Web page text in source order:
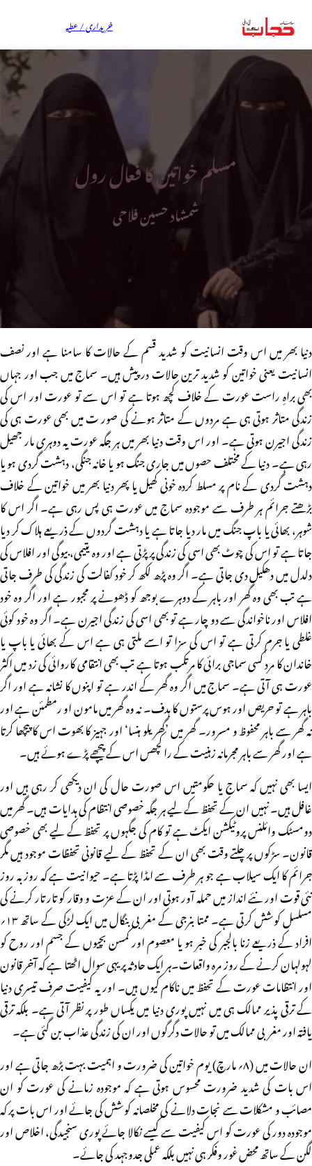
خریداری / عطیہ
مسلم خواتین کا فعال رول
شمشاد حسین فلاحی
دنیا بھر میں اس وقت انسانیت کو شدید قسم کے حالات کا سامنا ہے اور نصف
انسانیت یعنی خواتین کو شدید ترین حالات درپیش ہیں۔ سماج میں جب اور جہاں
بھی براہِ راست عورت کے خلاف کچھ ہوتا ہے تو اس سے تو عورت اور اس کی
زندگی متاثر ہوتی ہی ہے مردوں کے متاثر ہونے کی صور ت میں بھی عورت ہی کی
زندگی اجیرن ہوتی ہے۔ اور اس وقت دنیا بھر میں ہر جگہ عورت یہ دوہری مار جھیل
رہی ہے۔ دنیا کے مختلف حصوں میں جاری جنگ ہو یا خانہ جنگی، دہشت گردی ہو یا
دہشت گردی کے نام پر مسلط کردہ خونی کھیل یا پھر دنیا بھر میں خواتین کے خلاف
بڑھتے جرائم ہر طرف سے موجودہ سماج میں عورت ہی پس رہی ہے۔ اگر اس کا
شوہر، بھائی یا باپ جنگ میں مار دیا جاتا ہے یا دہشت گردوں کے ذریعے ہلاک کر دیا
جاتا ہے تو اس کی چوٹ بھی اسی کی زندگی پر پڑتی ہے اور وہ یتیمی، بیوگی اور افلاس کی
دلدل میں دھکیل دی جاتی ہے۔ اگر وہ پڑھ لکھ کر خود کفالت کی زندگی کی طرف جاتی
ہے تب بھی وہ گھر اور باہر کے دوہرے بوجھ کو ڈھونے پر مجبور ہے اور اگر وہ خود
افلاس اور ناخواندگی سے دو چار ہے تو بھی اسی کی زندگی اجیرن ہے۔ اگر وہ خود کوئی
غلطی یا جرم کرتی ہے تو اس کی سزا تو اسے ملتی ہی ہے اس کے بھائی یا باپ یا
خاندان کا مرد کسی سماجی برائی کا مرتکب ہوتا ہے تب بھی انتقامی کاروائی کی زد میں اکثر
عورت ہی آتی ہے۔ سماج میں اگر وہ گھر کے اندر ہے تو اپنوں کا نشانہ ہے اور اگر
باہر ہے تو حریص اور ہوس پرستوں کا ہدف۔ نہ وہ گھر میں مامون او رمطمئن ہے اور
نہ گھر سے باہر محفوظ و مسرور۔ گھر میں ’گھریلو ہنسا‘ اور جہیز کا بھوت اس کا پیچھا کرتا
ہے اور گھر سے باہر مجرمانہ زہنیت کے راکچھس اس کے پیچھے پڑے ہوئے ہیں۔
ایسا بھی نہیں کہ سماج یا حکومتیں اس صورت حال کی ان دیکھی کر رہی ہیں اور
غافل ہیں۔ نہیں ان کے تحفظ کے لیے ہر جگہ خصوصی انتظام کی ہدایات ہیں۔ گھر میں
دومسٹک وائلنس پروٹیکشن ایکٹ ہے تو کام کی جگہوں پر تحفظ کے لیے بھی خصوصی
قانون۔ سڑکوں پر چلتے وقت بھی ان کے تحفظ کے لیے قانونی تحفظات موجود ہیں مگر
جرائم کا ایک سیلاب ہے جو ہر طرف سے امڈا پڑتا ہے۔ حیوانیت ہے کہ روز بہ روز
نئی قوت اور نئے انداز میں حملہ آور ہوتی اور ان کے عزت و وقار کو تار تار کرنے کی
مسلسل کوشش کرتی ہے۔ ممتا بنرجی کے مغربی بنگال میں ایک لڑکی کے ساتھ ۱۳؍
افراد کے ذریعے زنا بالجبر کی خبر ہو یا معصوم اور کمسن بچیوں کے جسم اور روح کو
لہولہان کرنے کے روز مرہ واقعات۔ہر ایک حادثہ پر یہی سوال اٹھتا ہے کہ آخر قانون
اور انتظامات عورت کے تحفظ میں ناکام کیوں ہیں۔ اور یہ کیفیت صرف تیسری دنیا
کے ترقی پذیر ممالک ہی میں نہیں پوری دنیا میں یکساں طور پر نظر آتی ہے۔ بلکہ ترقی
یافتہ اور مغربی ممالک میں تو حالات دگرگوں اور ان کی زندگی عذاب بن گئی ہے۔
ان حالات میں (۸؍ مارچ) یوم خواتین کی ضرورت و اہمیت بہت بڑھ جاتی ہے اور
اس بات کی شدید ضرورت محسوس ہوتی ہے کہ موجودہ زمانے کی عورت کو ان
مصائب و مشکلات سے نجات دلانے کی مخلصانہ کوشش کی جائے اور اس بات پر کہ
موجودہ دور کی عورت کو اس کیفیت سے کیسے نکالا جائے پوری سنجیدگی، اخلاص اور
لگن کے ساتھ محض غور وفکر ہی نہیں بلکہ عملی جدوجہد کی جائے۔